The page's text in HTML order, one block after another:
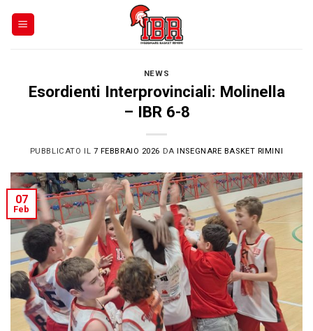
NEWS
Esordienti Interprovinciali: Molinella
– IBR 6-8
PUBBLICATO IL 7 FEBBRAIO 2026 DAINSEGNARE BASKET RIMINI
07
Feb